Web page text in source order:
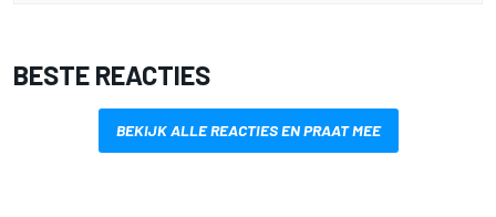
BESTE REACTIES
BEKIJK ALLE REACTIES EN PRAAT MEE